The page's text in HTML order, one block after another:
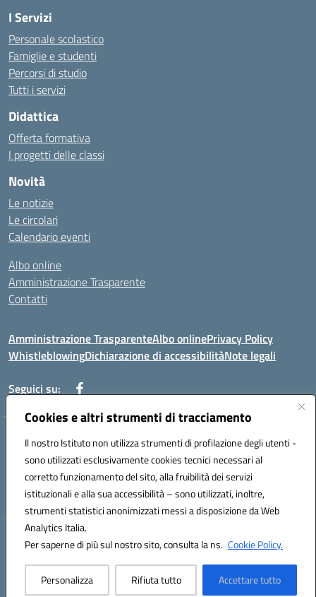
Cookies e altri strumenti di tracciamento
Il nostro Istituto non utilizza strumenti di profilazione degli utenti -
sono utilizzati esclusivamente cookies tecnici necessari al
corretto funzionamento del sito, alla fruibilità dei servizi
istituzionali e alla sua accessibilità – sono utilizzati, inoltre,
strumenti statistici anonimizzati messi a disposizione da Web
Analytics Italia.
Per saperne di più sul nostro sito, consulta la ns. Cookie Policy.
Personalizza Rifiuta tutto Accettare tutto
I Servizi
Personale scolastico
Famiglie e studenti
Percorsi di studio
Tutti i servizi
Didattica
Offerta formativa
I progetti delle classi
Novità
Le notizie
Le circolari
Calendario eventi
Albo online
Amministrazione Trasparente
Contatti
Amministrazione TrasparenteAlbo onlinePrivacy Policy
WhistleblowingDichiarazione di accessibilitàNote legali
Seguici su:
Telefono: 0881814875
Mail: fgic86100g@istruzione.it PEC: fgic86100g@pec.istruzione.it
Codice univoco ufficio: UF0Y26 Codice IPA: istsc_fgic86100g
Codice meccanografico: FGIC86100G
Codice fiscale: 80030630711
Hosting & Powered by 3D Solution S.r.l.
Concept & Design by Designers Italia